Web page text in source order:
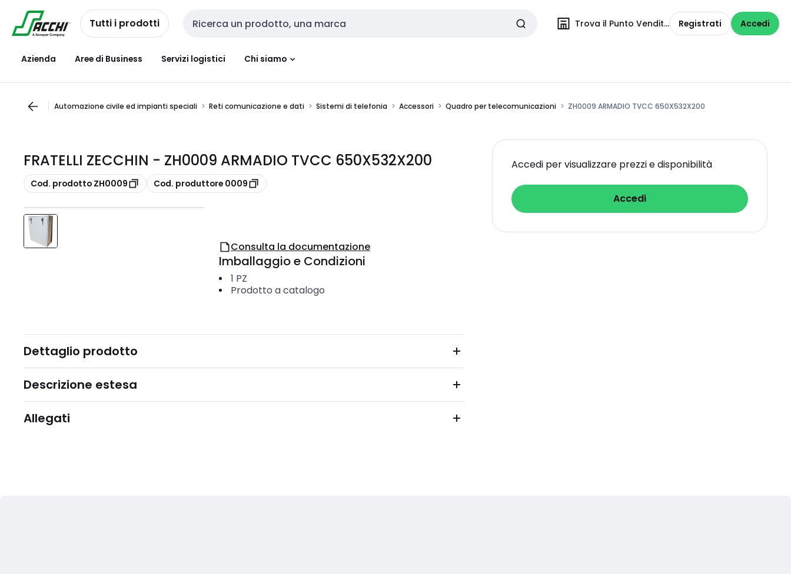
navigazione
Salta al
contenutoTutti i prodotti Cerca input Trova il Punto Vendita Registrati Accedi
Azienda Aree di Business Servizi logistici Chi siamo
Automazione civile ed impianti speciali Reti comunicazione e dati Sistemi di telefonia Accessori Quadro per telecomunicazioni ZH0009 ARMADIO TVCC 650X532X200
FRATELLI ZECCHIN - ZH0009 ARMADIO TVCC 650X532X200
copia
Cod. prodotto ZH0009 copia
Cod. produttore 0009
Accedi per visualizzare prezzi e disponibilità
Accedi
Consulta la documentazione
Imballaggio e Condizioni
1 PZ
Prodotto a catalogo
Dettaglio prodotto
Descrizione estesa
Allegati